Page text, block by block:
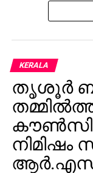
KERALA
തൃശൂര്‍
നിമിഷം